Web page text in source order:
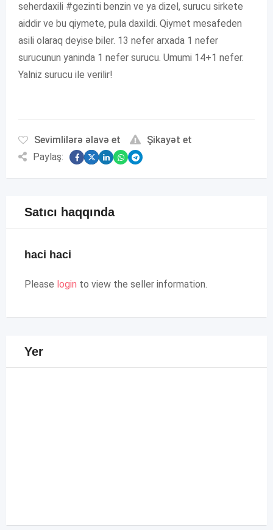
seherdaxili #gezinti benzin ve ya dizel, surucu sirkete
aiddir ve bu qiymete, pula daxildi. Qiymet mesafeden
asili olaraq deyise biler. 13 nefer arxada 1 nefer
surucunun yaninda 1 nefer surucu. Umumi 14+1 nefer.
Yalniz surucu ile verilir!
Sevimlilərə əlavə et
Şikayət et
Paylaş:
Satıcı haqqında
haci haci
Please login to view the seller information.
Yer